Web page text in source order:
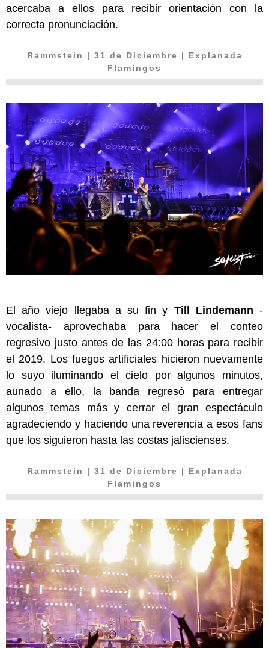
acercaba a ellos para recibir orientación con la
correcta pronunciación.
Rammstein | 31 de Diciembre | Explanada
Flamingos
El año viejo llegaba a su fin y Till Lindemann -
vocalista- aprovechaba para hacer el conteo
regresivo justo antes de las 24:00 horas para recibir
el 2019. Los fuegos artificiales hicieron nuevamente
lo suyo iluminando el cielo por algunos minutos,
aunado a ello, la banda regresó para entregar
algunos temas más y cerrar el gran espectáculo
agradeciendo y haciendo una reverencia a esos fans
que los siguieron hasta las costas jaliscienses.
Rammstein | 31 de Diciembre | Explanada
Flamingos